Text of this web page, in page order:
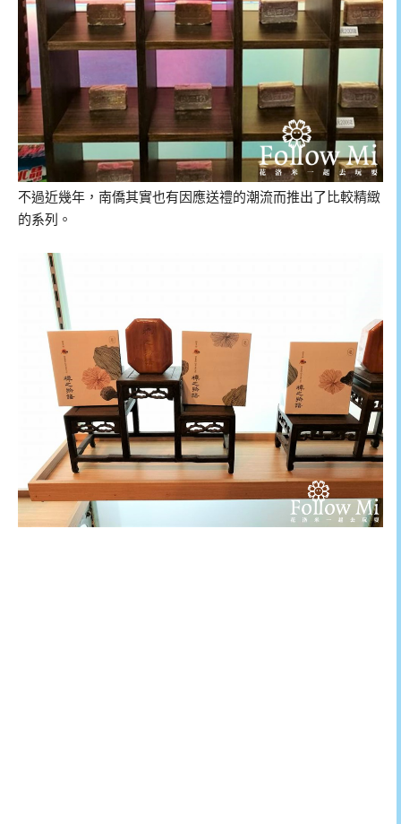
不過近幾年，南僑其實也有因應送禮的潮流而推出了比較精緻
的系列。